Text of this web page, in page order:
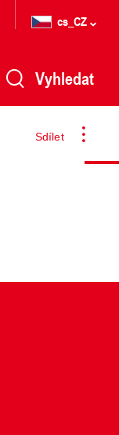
cs_CZ
Vyhledat
Sdílet